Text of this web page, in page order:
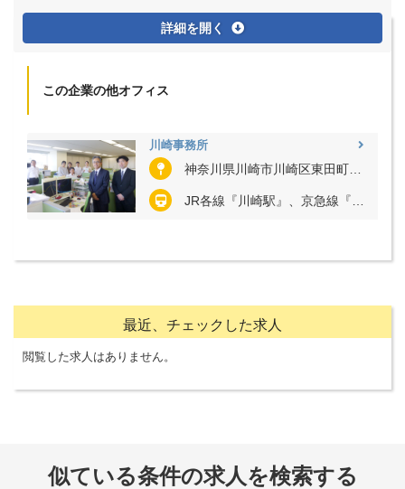
詳細を開く
この企業の他オフィス
川崎事務所
神奈川県川崎市川崎区東田町8 パレール三井ビル8階
JR各線『川崎駅』、京急線『京急川崎駅』
最近、チェックした求人
閲覧した求人はありません。
似ている条件の求人を検索する